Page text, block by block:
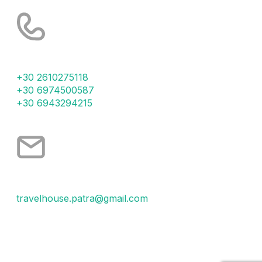
+30 2610275118
+30 6974500587
+30 6943294215
travelhouse.patra@gmail.com